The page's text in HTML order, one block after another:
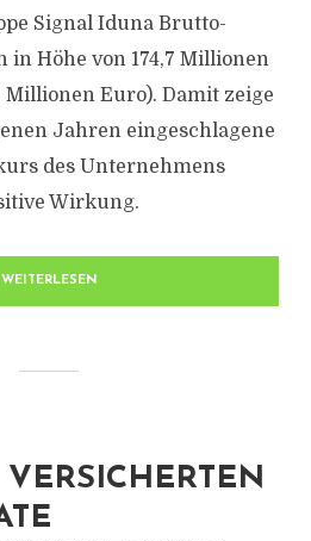
Signal Iduna Brutto-
in Höhe von 174,7 Millionen
Millionen Euro). Damit zeige
Jahren eingeschlagene
des Unternehmens
Wirkung.
WEITERLESEN